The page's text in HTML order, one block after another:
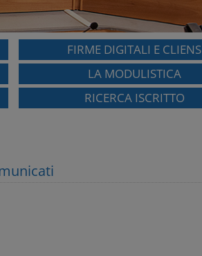
FIRME DIGITALI E CLIENS
LA MODULISTICA
RICERCA ISCRITTO